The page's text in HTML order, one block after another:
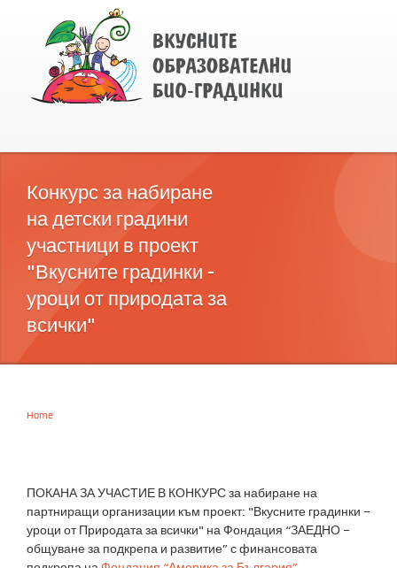
Конкурс за набиране
на детски градини
участници в проект
"Вкусните градинки -
уроци от природата за
всички"
Home
ПОКАНА ЗА УЧАСТИЕ В КОНКУРС за набиране на
партниращи организации към проект: "Вкусните градинки –
уроци от Природата за всички" на Фондация “ЗАЕДНО –
общуване за подкрепа и развитие” с финансовата